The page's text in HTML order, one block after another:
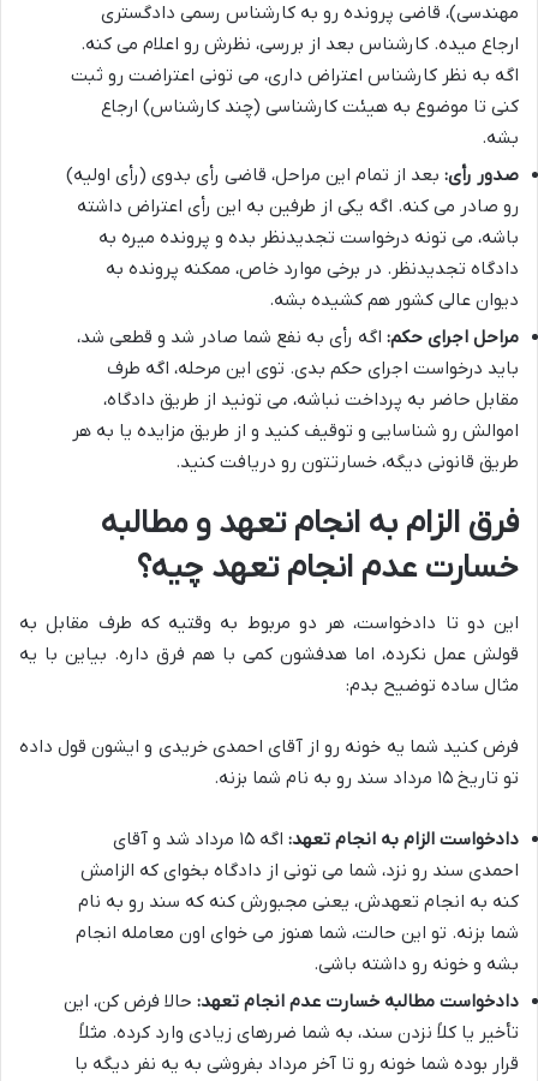
مهندسی)، قاضی پرونده رو به کارشناس رسمی دادگستری
ارجاع میده. کارشناس بعد از بررسی، نظرش رو اعلام می کنه.
اگه به نظر کارشناس اعتراض داری، می تونی اعتراضت رو ثبت
کنی تا موضوع به هیئت کارشناسی (چند کارشناس) ارجاع
بشه.
صدور رأی: بعد از تمام این مراحل، قاضی رأی بدوی (رأی اولیه)
رو صادر می کنه. اگه یکی از طرفین به این رأی اعتراض داشته
باشه، می تونه درخواست تجدیدنظر بده و پرونده میره به
دادگاه تجدیدنظر. در برخی موارد خاص، ممکنه پرونده به
دیوان عالی کشور هم کشیده بشه.
مراحل اجرای حکم: اگه رأی به نفع شما صادر شد و قطعی شد،
باید درخواست اجرای حکم بدی. توی این مرحله، اگه طرف
مقابل حاضر به پرداخت نباشه، می تونید از طریق دادگاه،
اموالش رو شناسایی و توقیف کنید و از طریق مزایده یا به هر
طریق قانونی دیگه، خسارتتون رو دریافت کنید.
فرق الزام به انجام تعهد و مطالبه
خسارت عدم انجام تعهد چیه؟
این دو تا دادخواست، هر دو مربوط به وقتیه که طرف مقابل به
قولش عمل نکرده، اما هدفشون کمی با هم فرق داره. بیاین با یه
مثال ساده توضیح بدم:
فرض کنید شما یه خونه رو از آقای احمدی خریدی و ایشون قول داده
تو تاریخ ۱۵ مرداد سند رو به نام شما بزنه.
دادخواست الزام به انجام تعهد:
اگه ۱۵ مرداد شد و آقای
احمدی سند رو نزد، شما می تونی از دادگاه بخوای که الزامش
کنه به انجام تعهدش، یعنی مجبورش کنه که سند رو به نام
شما بزنه. تو این حالت، شما هنوز می خوای اون معامله انجام
بشه و خونه رو داشته باشی.
دادخواست مطالبه خسارت عدم انجام تعهد: حالا فرض کن، این
تأخیر یا کلاً نزدن سند، به شما ضررهای زیادی وارد کرده. مثلاً
قرار بوده شما خونه رو تا آخر مرداد بفروشی به یه نفر دیگه با